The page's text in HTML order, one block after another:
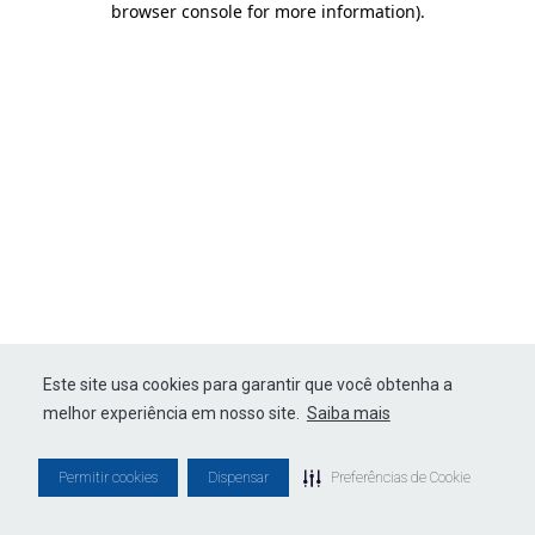
Este site usa cookies para garantir que você obtenha a
melhor experiência em nosso site. Saiba mais
Permitir cookies Dispensar Preferências de Cookie
browser console for more information).